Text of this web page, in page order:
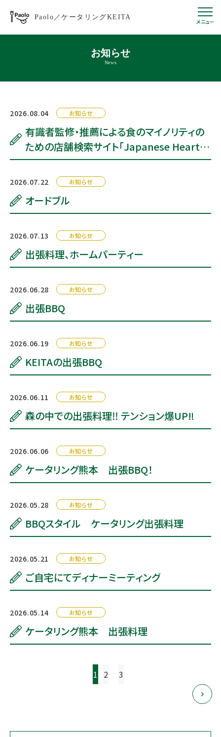
Paolo ／ケータリングKEITA
メニュー
お知らせ
News
2026.08.04 お知らせ
有識者監修・推薦による食のマイノリティの
ための店舗検索サイト「Japanese Heart」
で紹介されました！
2026.07.22 お知らせ
オードブル
2026.07.13 お知らせ
出張料理、ホームパーティー
2026.06.28 お知らせ
出張BBQ
2026.06.19 お知らせ
KEITAの出張BBQ
2026.06.11 お知らせ
森の中での出張料理‼️ テンション爆UP‼️
2026.06.06 お知らせ
ケータリング熊本 出張BBQ！
2026.05.28 お知らせ
BBQスタイル ケータリング出張料理
2026.05.21 お知らせ
ご自宅にてディナーミーティング
2026.05.14 お知らせ
ケータリング熊本 出張料理
1 2 3